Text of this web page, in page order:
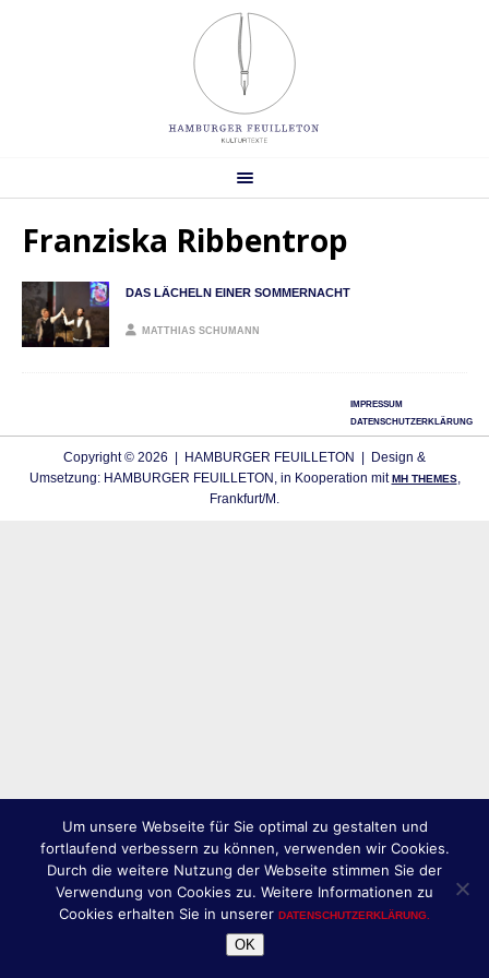
Franziska Ribbentrop
DAS LÄCHELN EINER SOMMERNACHT
MATTHIAS SCHUMANN
IMPRESSUM
DATENSCHUTZERKLÄRUNG
Copyright © 2026 | HAMBURGER FEUILLETON | Design &
Umsetzung: HAMBURGER FEUILLETON, in Kooperation mitMH THEMES,
Frankfurt/M.
Um unsere Webseite für Sie optimal zu gestalten und
fortlaufend verbessern zu können, verwenden wir Cookies.
Durch die weitere Nutzung der Webseite stimmen Sie der
Verwendung von Cookies zu. Weitere Informationen zu
Cookies erhalten Sie in unserer DATENSCHUTZERKLÄRUNG.
OK